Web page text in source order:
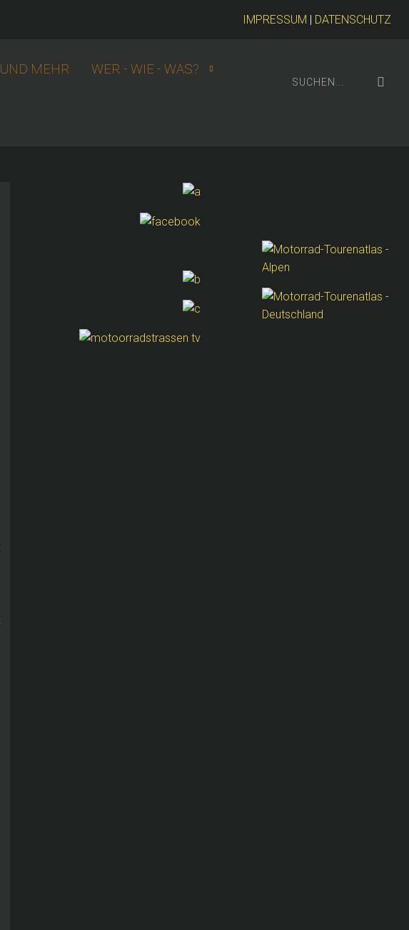
IMPRESSUM | DATENSCHUTZ
UND MEHR
WER - WIE - WAS?